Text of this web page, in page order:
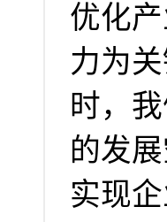
优化
力为
时，
的发
实现